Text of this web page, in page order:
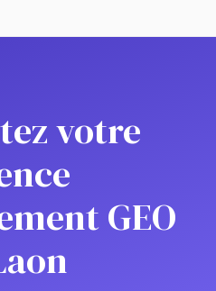
votre
GEO